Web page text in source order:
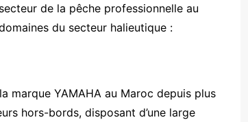
de la pêche professionnelle au
du secteur halieutique :
marque YAMAHA au Maroc depuis plus
hors-bords, disposant d’une large